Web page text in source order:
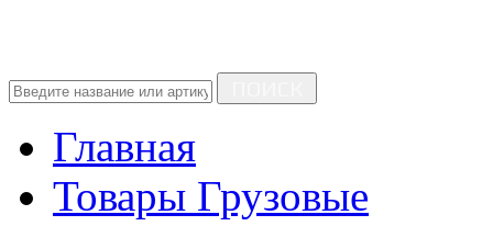
Главная
Товары Грузовые